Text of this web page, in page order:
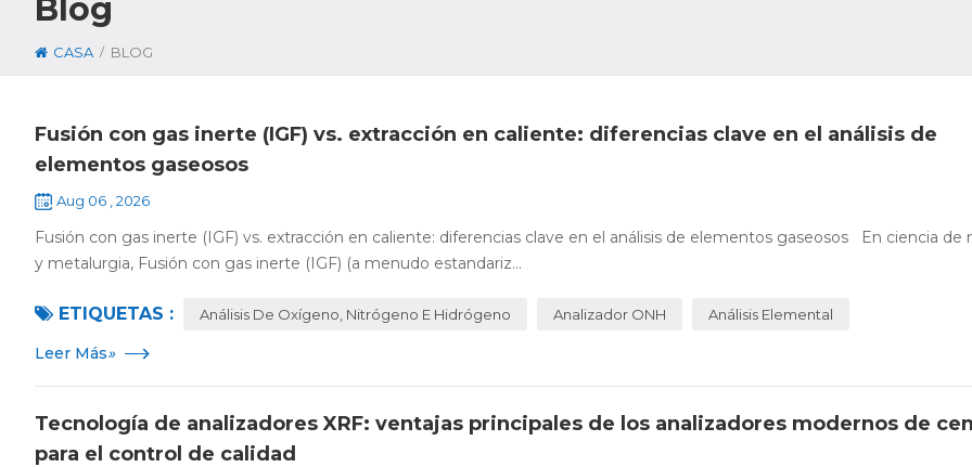
Blog
CASA / BLOG
Fusión con gas inerte (IGF) vs. extracción en caliente: diferencias clave en el análisis de
elementos gaseosos
Aug 06 , 2026
Fusión con gas inerte (IGF) vs. extracción en caliente: diferencias clave en el análisis de elementos gaseosos En ciencia de
y metalurgia, Fusión con gas inerte (IGF) (a menudo estandariz...
ETIQUETAS : Análisis De Oxígeno, Nitrógeno E Hidrógeno Analizador ONH Análisis Elemental
Leer Más»
Tecnología de analizadores XRF: ventajas principales de los analizadores modernos de
para el control de calidad